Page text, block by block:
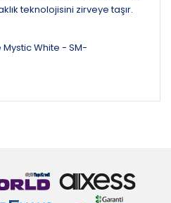
teknolojisini zirveye taşır.
Mystic White - SM-